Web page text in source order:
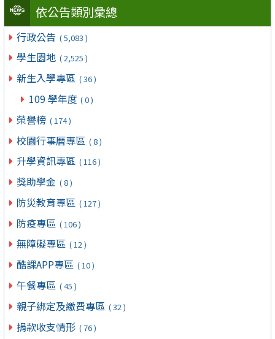
依公告類別彙總
行政公告 ( 5,083 )
學生園地 ( 2,525 )
新生入學專區 ( 36 )
109 學年度 ( 0 )
榮譽榜 ( 174 )
校園行事曆專區 ( 8 )
升學資訊專區 ( 116 )
獎助學金 ( 8 )
防災教育專區 ( 127 )
防疫專區 ( 106 )
無障礙專區 ( 12 )
酷課APP專區 ( 10 )
午餐專區 ( 45 )
親子綁定及繳費專區 ( 32 )
捐款收支情形 ( 76 )